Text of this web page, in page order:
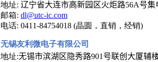
地址: 辽宁省大连市高新园区火炬路56A号集
邮箱: dl@utc-ic.com
电话: 0411-84754018 (晶圆，直销，经销)
无锡友利微电子有限公司
地址:无锡市滨湖区隐秀路901 号联创大厦辅